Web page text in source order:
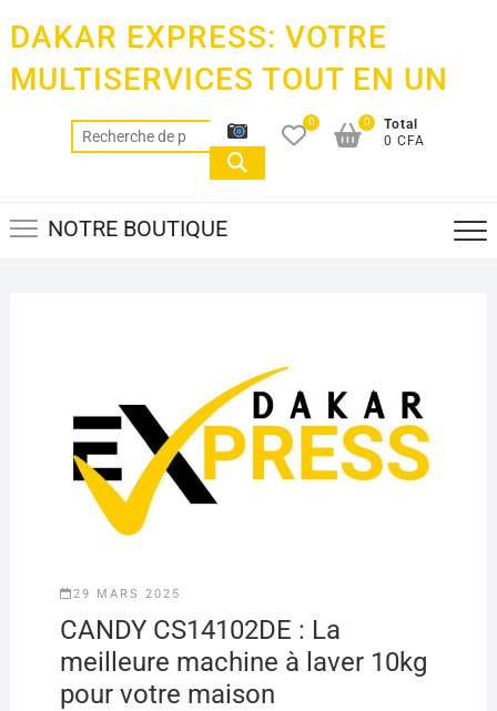
content
DAKAR EXPRESS: VOTRE
MULTISERVICES TOUT EN UN
Recherche
pour :
0
Total
0 CFA
0
NOTRE BOUTIQUE
29 MARS 2025
CANDY CS14102DE : La
meilleure machine à laver 10kg
pour votre maison